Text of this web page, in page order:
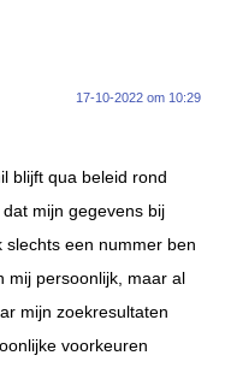
17-10-2022 om 10:29
blijft qua beleid rond
mijn gegevens bij
een nummer ben
mij persoonlijk, maar al
mijn zoekresultaten
voorkeuren